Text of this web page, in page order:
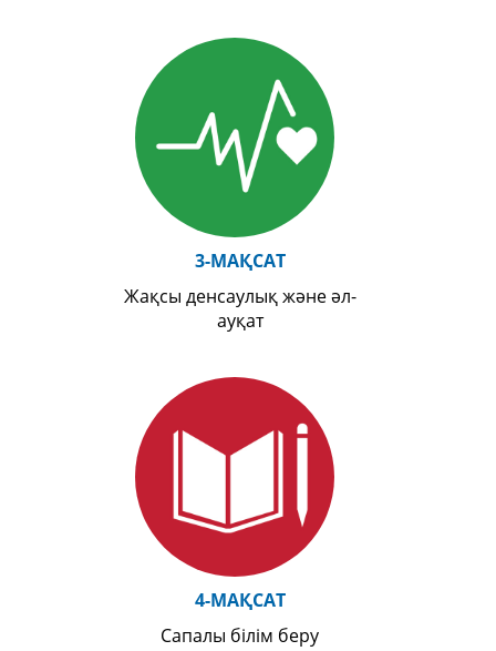
3-МАҚСАТ
Жақсы денсаулық және әл-
ауқат
4-МАҚСАТ
Сапалы білім беру